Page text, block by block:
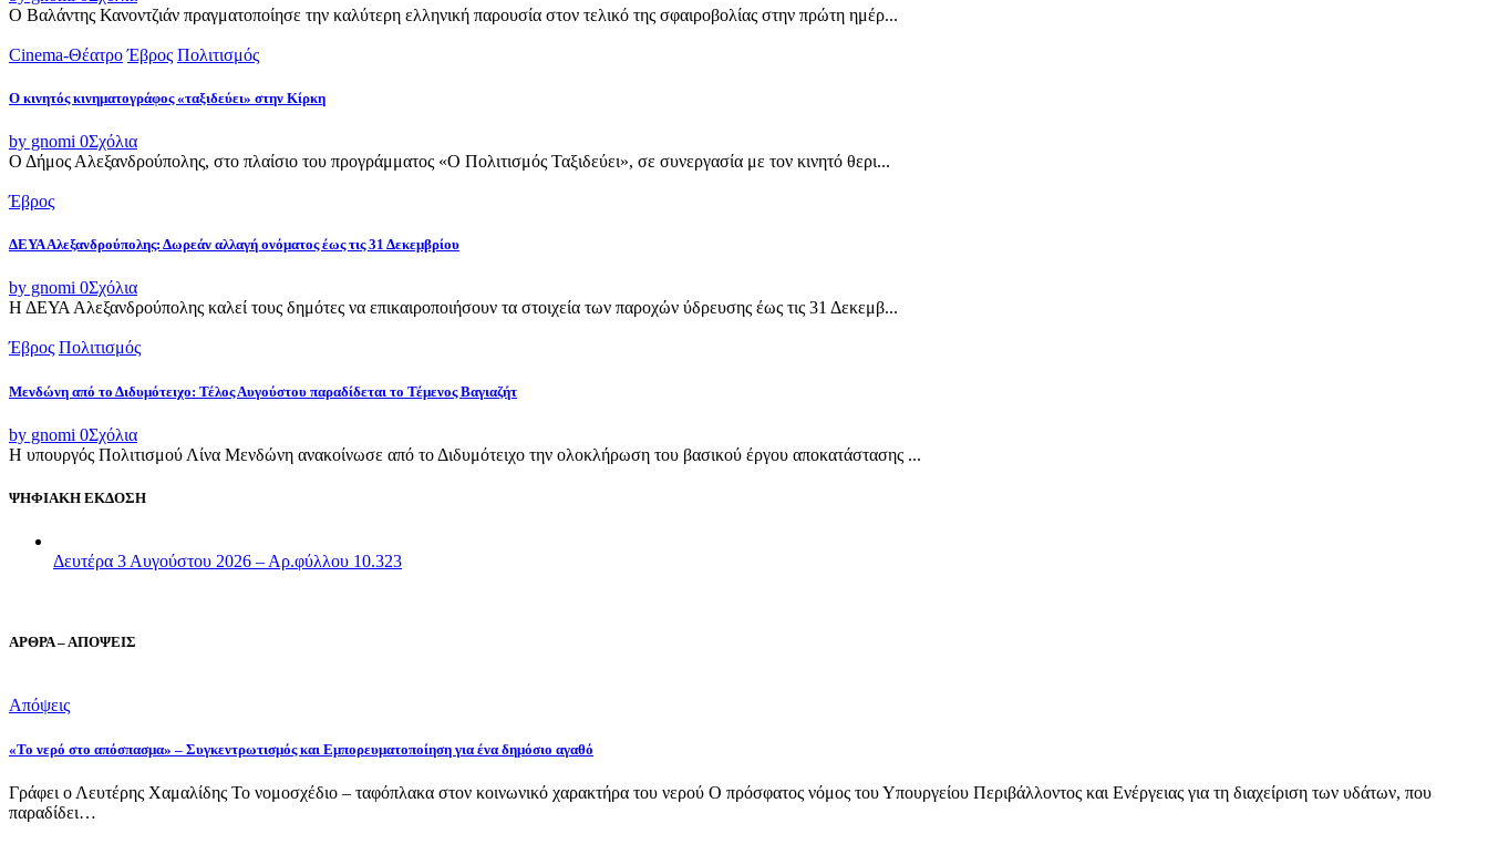
Ο Βαλάντης Κανοντζιάν πραγματοποίησε την καλύτερη ελληνική παρουσία στον τελικό της σφαιροβολίας στην πρώτη ημέρ...
Cinema-Θέατρο Έβρος Πολιτισμός
Ο κινητός κινηματογράφος «ταξιδεύει» στην Κίρκη
by gnomi 0Σχόλια
Ο Δήμος Αλεξανδρούπολης, στο πλαίσιο του προγράμματος «Ο Πολιτισμός Ταξιδεύει», σε συνεργασία με τον κινητό θερι...
Έβρος
ΔΕΥΑ Αλεξανδρούπολης: Δωρεάν αλλαγή ονόματος έως τις 31 Δεκεμβρίου
by gnomi 0Σχόλια
Η ΔΕΥΑ Αλεξανδρούπολης καλεί τους δημότες να επικαιροποιήσουν τα στοιχεία των παροχών ύδρευσης έως τις 31 Δεκεμβ...
Έβρος Πολιτισμός
Μενδώνη από το Διδυμότειχο: Τέλος Αυγούστου παραδίδεται το Τέμενος Βαγιαζήτ
by gnomi 0Σχόλια
Η υπουργός Πολιτισμού Λίνα Μενδώνη ανακοίνωσε από το Διδυμότειχο την ολοκλήρωση του βασικού έργου αποκατάστασης ...
ΨΗΦΙΑΚΗ ΕΚΔΟΣΗ
Δευτέρα 3 Αυγούστου 2026 – Αρ.φύλλου 10.323
ΑΡΘΡΑ – ΑΠΟΨΕΙΣ
Απόψεις
«Το νερό στο απόσπασμα» – Συγκεντρωτισμός και Εμπορευματοποίηση για ένα δημόσιο αγαθό
Γράφει ο Λευτέρης Χαμαλίδης Το νομοσχέδιο – ταφόπλακα στον κοινωνικό χαρακτήρα του νερού Ο πρόσφατος νόμος του Υπουργείου Περιβάλλοντος και Ενέργειας για τη διαχείριση των υδάτων, που
παραδίδει…